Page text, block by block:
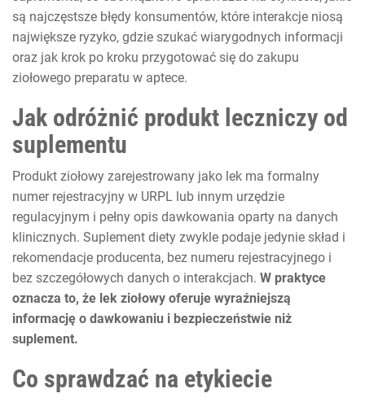
są najczęstsze błędy konsumentów, które interakcje niosą
największe ryzyko, gdzie szukać wiarygodnych informacji
oraz jak krok po kroku przygotować się do zakupu
ziołowego preparatu w aptece.
Jak odróżnić produkt leczniczy od
suplementu
Produkt ziołowy zarejestrowany jako lek ma formalny
numer rejestracyjny w URPL lub innym urzędzie
regulacyjnym i pełny opis dawkowania oparty na danych
klinicznych. Suplement diety zwykle podaje jedynie skład i
rekomendacje producenta, bez numeru rejestracyjnego i
bez szczegółowych danych o interakcjach. W praktyce
oznacza to, że lek ziołowy oferuje wyraźniejszą
informację o dawkowaniu i bezpieczeństwie niż
suplement.
Co sprawdzać na etykiecie